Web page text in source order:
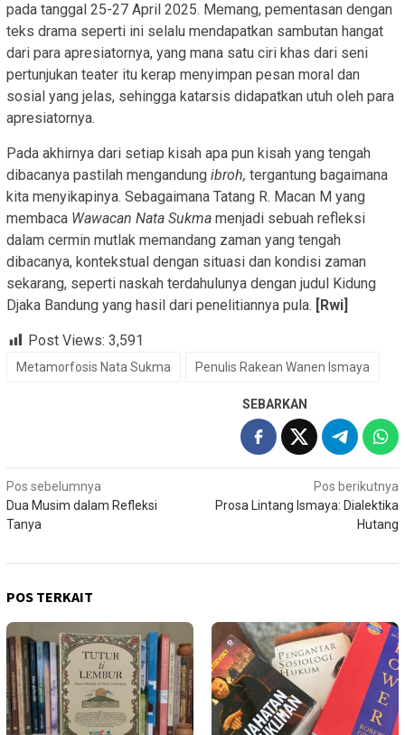
pada tanggal 25-27 April 2025. Memang, pementasan dengan
teks drama seperti ini selalu mendapatkan sambutan hangat
dari para apresiatornya, yang mana satu ciri khas dari seni
pertunjukan teater itu kerap menyimpan pesan moral dan
sosial yang jelas, sehingga katarsis didapatkan utuh oleh para
apresiatornya.
Pada akhirnya dari setiap kisah apa pun kisah yang tengah
dibacanya pastilah mengandung ibroh, tergantung bagaimana
kita menyikapinya. Sebagaimana Tatang R. Macan M yang
membaca Wawacan Nata Sukma menjadi sebuah refleksi
dalam cermin mutlak memandang zaman yang tengah
dibacanya, kontekstual dengan situasi dan kondisi zaman
sekarang, seperti naskah terdahulunya dengan judul Kidung
Djaka Bandung yang hasil dari penelitiannya pula.
[Rwi]
Post Views: 3,591
Metamorfosis Nata Sukma Penulis Rakean Wanen Ismaya
SEBARKAN
Navigasi
pos
Pos sebelumnya
Dua Musim dalam Refleksi
Tanya
Pos berikutnya
Prosa Lintang Ismaya: Dialektika
Hutang
POS TERKAIT